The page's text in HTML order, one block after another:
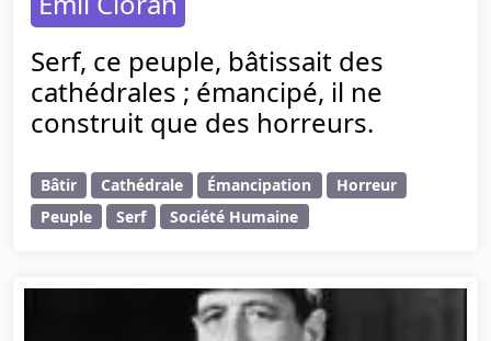
Serf, ce peuple, bâtissait des
cathédrales ; émancipé, il ne
construit que des horreurs.
Bâtir Cathédrale Émancipation
Horreur
Peuple
Serf Société Humaine